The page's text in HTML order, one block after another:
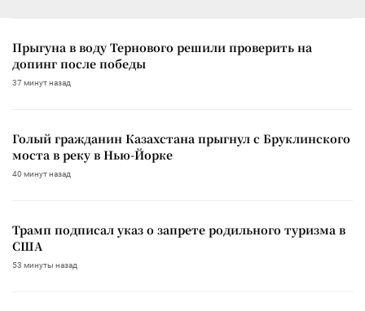
Прыгуна в воду Тернового решили проверить на
допинг после победы
37 минут назад
Голый гражданин Казахстана прыгнул с Бруклинского
моста в реку в Нью-Йорке
40 минут назад
Трамп подписал указ о запрете родильного туризма в
США
53 минуты назад